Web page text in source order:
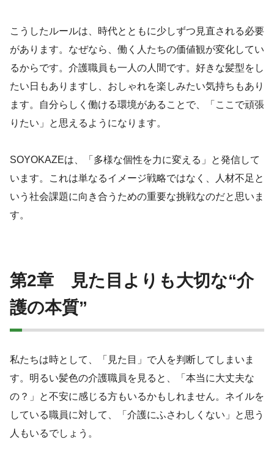
こうしたルールは、時代とともに少しずつ見直される必要
があります。なぜなら、働く人たちの価値観が変化してい
るからです。介護職員も一人の人間です。好きな髪型をし
たい日もありますし、おしゃれを楽しみたい気持ちもあり
ます。自分らしく働ける環境があることで、「ここで頑張
りたい」と思えるようになります。
SOYOKAZEは、「多様な個性を力に変える」と発信して
います。これは単なるイメージ戦略ではなく、人材不足と
いう社会課題に向き合うための重要な挑戦なのだと思いま
す。
第2章 見た目よりも大切な“介
護の本質”
私たちは時として、「見た目」で人を判断してしまいま
す。明るい髪色の介護職員を見ると、「本当に大丈夫な
の？」と不安に感じる方もいるかもしれません。ネイルを
している職員に対して、「介護にふさわしくない」と思う
人もいるでしょう。